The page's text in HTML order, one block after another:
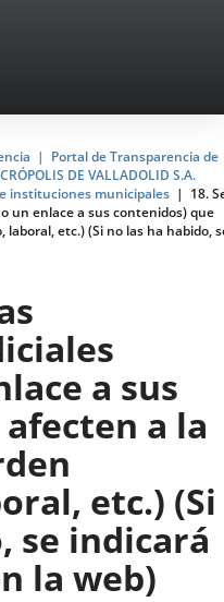
Portal de Transparencia de
DE VALLADOLID S.A.
instituciones municipales
18.
un enlace a sus contenidos) que
etc.) (Si no las ha habido,
a sus
a la
etc.) (Si
se indicará
la web)